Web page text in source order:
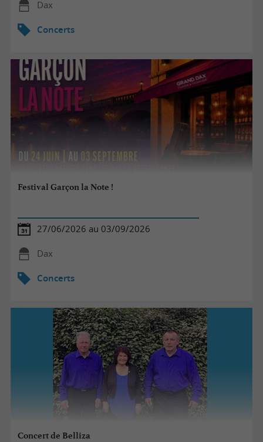
Dax
Concerts
Festival Garçon la Note !
27/06/2026 au 03/09/2026
Dax
Concerts
Concert de Belliza